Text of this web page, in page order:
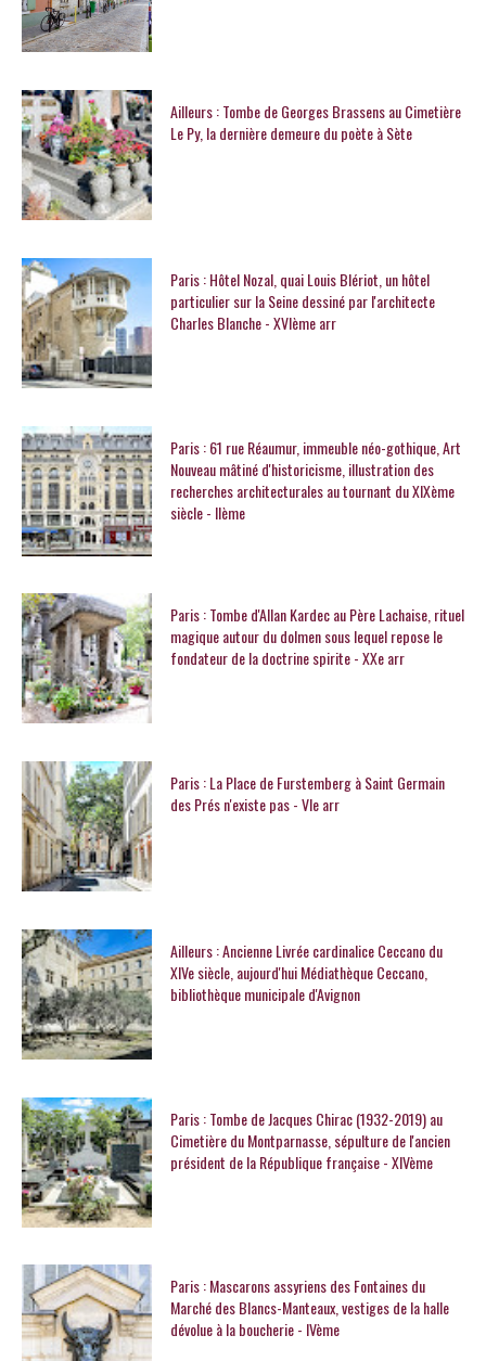
Ailleurs : Tombe de Georges Brassens au Cimetière
Le Py, la dernière demeure du poète à Sète
Paris : Hôtel Nozal, quai Louis Blériot, un hôtel
particulier sur la Seine dessiné par l'architecte
Charles Blanche - XVIème arr
Paris : 61 rue Réaumur, immeuble néo-gothique, Art
Nouveau mâtiné d'historicisme, illustration des
recherches architecturales au tournant du XIXème
siècle - IIème
Paris : Tombe d'Allan Kardec au Père Lachaise, rituel
magique autour du dolmen sous lequel repose le
fondateur de la doctrine spirite - XXe arr
Paris : La Place de Furstemberg à Saint Germain
des Prés n'existe pas - VIe arr
Ailleurs : Ancienne Livrée cardinalice Ceccano du
XIVe siècle, aujourd'hui Médiathèque Ceccano,
bibliothèque municipale d'Avignon
Paris : Tombe de Jacques Chirac (1932-2019) au
Cimetière du Montparnasse, sépulture de l'ancien
président de la République française - XIVème
Paris : Mascarons assyriens des Fontaines du
Marché des Blancs-Manteaux, vestiges de la halle
dévolue à la boucherie - IVème